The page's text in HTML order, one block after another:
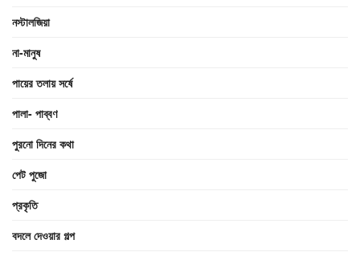
নস্টালজিয়া
না-মানুষ
পায়ের তলায় সর্ষে
পালা- পাব্বণ
পুরনো দিনের কথা
পেট পুজো
প্রকৃতি
বদলে দেওয়ার গল্প